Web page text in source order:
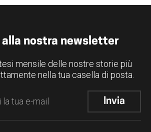
nostra newsletter
mensile delle nostre storie più
nella tua casella di posta.